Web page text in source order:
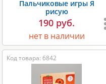
Пальчиковые игры Я
рисую
190 руб.
нет в наличии
Код товара: 6842